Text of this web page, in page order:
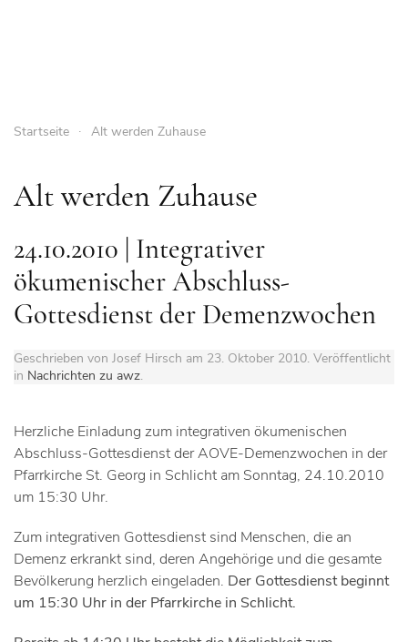
Startseite Alt werden Zuhause
Alt werden Zuhause
24.10.2010 | Integrativer
ökumenischer Abschluss-
Gottesdienst der Demenzwochen
Geschrieben von Josef Hirsch am 23. Oktober 2010. Veröffentlicht
in Nachrichten zu awz.
Herzliche Einladung zum integrativen ökumenischen
Abschluss-Gottesdienst der AOVE-Demenzwochen in der
Pfarrkirche St. Georg in Schlicht am Sonntag, 24.10.2010
um 15:30 Uhr.
Zum integrativen Gottesdienst sind Menschen, die an
Demenz erkrankt sind, deren Angehörige und die gesamte
Bevölkerung herzlich eingeladen. Der Gottesdienst beginnt
um 15:30 Uhr in der Pfarrkirche in Schlicht.